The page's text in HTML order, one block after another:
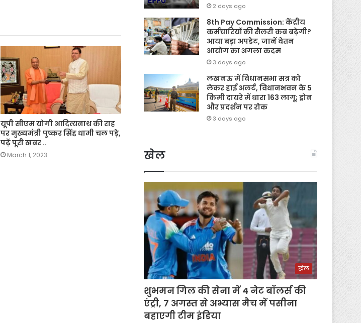
यूपी सीएम योगी आदित्यनाथ की राह
पर मुख्यमंत्री पुष्कर सिंह धामी चल पड़े,
पढ़ें पूरी खबर ..
March 1, 2023
2 days ago
8th Pay Commission: केंद्रीय
कर्मचारियों की सैलरी कब बढ़ेगी?
आया बड़ा अपडेट, जानें वेतन
आयोग का अगला कदम
3 days ago
लखनऊ में विधानसभा सत्र को
लेकर हाई अलर्ट, विधानभवन के 5
किमी दायरे में धारा 163 लागू; ड्रोन
और प्रदर्शन पर रोक
3 days ago
खेल
खेल
शुभमन गिल की सेना में 4 नेट बॉलर्स की
एंट्री, 7 अगस्त से अभ्यास मैच में पसीना
बहाएगी टीम इंडिया